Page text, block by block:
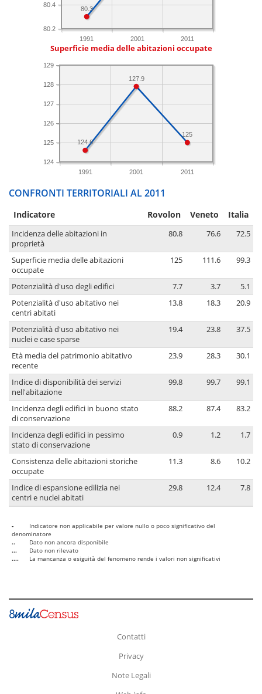
1991 2001 2011
80.2
80.4
80.3
Superficie media delle abitazioni occupate
1991 2001 2011
124
125
126
127
128
129
125
127.9
124.6
CONFRONTI TERRITORIALI AL 2011
Indicatore Rovolon Veneto Italia
Incidenza delle abitazioni in
proprietà
80.8 76.6 72.5
Superficie media delle abitazioni
occupate
125 111.6 99.3
Potenzialità d'uso degli edifici 7.7 3.7
5.1
Potenzialità d'uso abitativo nei
centri abitati
13.8 18.3 20.9
Potenzialità d'uso abitativo nei
nuclei e case sparse
19.4 23.8 37.5
Età media del patrimonio abitativo
recente
23.9 28.3 30.1
Indice di disponibilità dei servizi
nell'abitazione
99.8 99.7 99.1
Incidenza degli edifici in buono stato
di conservazione
88.2 87.4 83.2
Incidenza degli edifici in pessimo
stato di conservazione
0.9 1.2 1.7
Consistenza delle abitazioni storiche
occupate
11.3 8.6 10.2
Indice di espansione edilizia nei
centri e nuclei abitati
29.8 12.4 7.8
-
Indicatore non applicabile per valore nullo o poco significativo del
denominatore
..
Dato non ancora disponibile
...
Dato non rilevato
....
La mancanza o esiguità del fenomeno rende i valori non significativi
Contatti
Privacy
Note Legali